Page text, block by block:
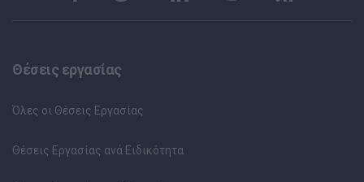
Θέσεις εργασίας
Όλες οι Θέσεις Εργασίας
Θέσεις Εργασίας ανά Ειδικότητα